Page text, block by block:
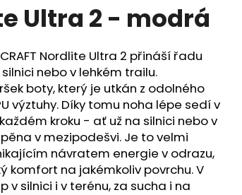
Ultra 2 - modrá
Nordlite Ultra 2 přináší řadu
nebo v lehkém trailu.
boty, který je utkán z odolného
výztuhy. Díky tomu noha lépe sedí v
kroku - ať už na silnici nebo v
v mezipodešvi. Je to velmi
návratem energie v odrazu,
komfort na jakémkoliv povrchu. V
silnici i v terénu, za sucha i na
Následující